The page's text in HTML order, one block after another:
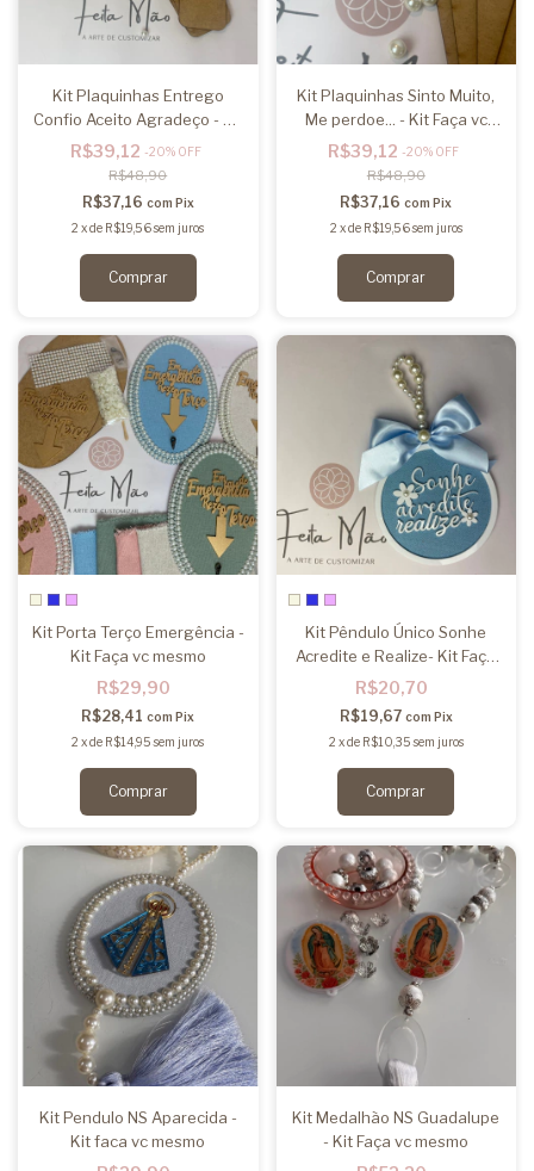
Kit Plaquinhas Entrego
Confio Aceito Agradeço - Kit
Faça vc mesmo
R$39,12 -20% OFF
R$48,90
R$37,16 com Pix
2 xde R$19,56sem juros
Kit Plaquinhas Sinto Muito,
Me perdoe... - Kit Faça vc
mesmo
R$39,12 -20% OFF
R$48,90
R$37,16com Pix
2 xde R$19,56sem juros
Kit Porta Terço Emergência -
Kit Faça vc mesmo
R$29,90
R$28,41com Pix
2 xde R$14,95 sem juros
Comprar
Kit Pêndulo Único Sonhe
Acredite e Realize- Kit Faça
você mesmo
R$20,70
R$19,67 com Pix
2 xde R$10,35 sem juros
Comprar
Kit Pendulo NS Aparecida -
Kit faca vc mesmo
Kit Medalhão NS Guadalupe
- Kit Faça vc mesmo